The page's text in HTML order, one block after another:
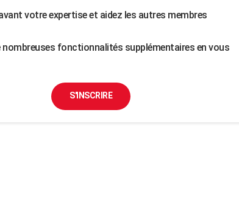
votre expertise et aidez les autres membres
fonctionnalités supplémentaires en vous
S'INSCRIRE